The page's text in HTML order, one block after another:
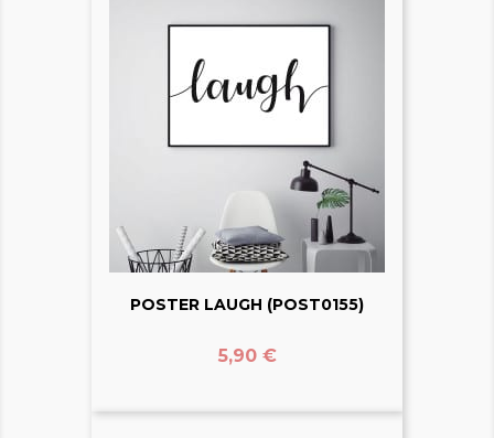
POSTER LAUGH (POST0155)
Prix
5,90 €